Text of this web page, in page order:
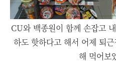
CU와 백종원이 함께 손잡고
하도 핫하다고 해서 어제 퇴
해 먹어보